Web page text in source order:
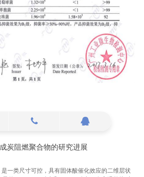
炭阻燃聚合物的研究进展
一类尺寸可控，具有固体酸催化效应的二维层状